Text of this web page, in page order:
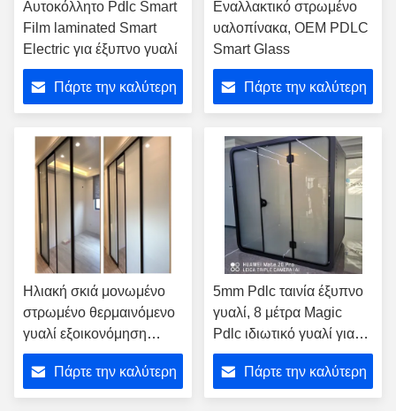
Αυτοκόλλητο Pdlc Smart
Film laminated Smart
Electric για έξυπνο γυαλί
Πάρτε την καλύτερη
Εναλλακτικό στρωμένο
υαλοπίνακα, OEM PDLC
Smart Glass
Πάρτε την καλύτερη
Ηλιακή σκιά μονωμένο
στρωμένο θερμαινόμενο
γυαλί εξοικονόμηση
ενέργειας ρύθμιση
θερμοκρασίας
Πάρτε την καλύτερη
5mm Pdlc ταινία έξυπνο
γυαλί, 8 μέτρα Magic
Pdlc ιδιωτικό γυαλί για
κινητό γραφείο
Πάρτε την καλύτερη